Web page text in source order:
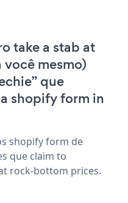
take a stab at
mesmo)
que
shopify form in
shopify form de
que claim to
rock-bottom prices.